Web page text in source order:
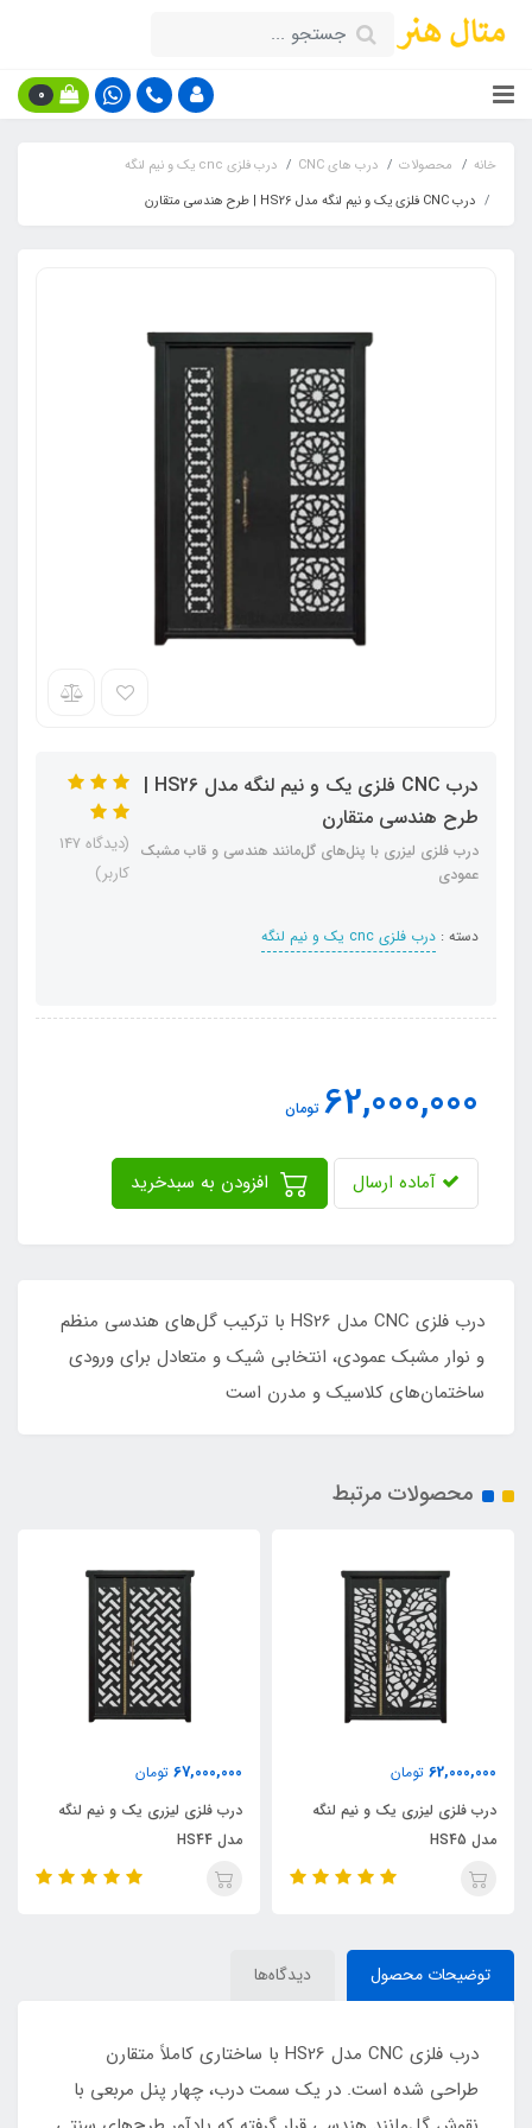
0
خانه محصولات درب های CNC
درب فلزی cnc یک و نیم لنگه
درب CNC فلزی یک و نیم لنگه مدل HS26 | طرح هندسی متقارن
درب CNC فلزی یک و نیم لنگه مدل HS26 |
طرح هندسی متقارن
درب فلزی لیزری با پنل‌های گل‌مانند هندسی و قاب مشبک
عمودی
دسته : درب فلزی cnc یک و نیم لنگه
(دیدگاه 147
کاربر)
62,000,000 تومان
آماده ارسال
درب فلزی CNC مدل HS26 با ترکیب گل‌های هندسی منظم
و نوار مشبک عمودی، انتخابی شیک و متعادل برای ورودی
ساختمان‌های کلاسیک و مدرن است
محصولات مرتبط
62,000,000 تومان
درب فلزی لیزری یک و نیم لنگه
مدل HS45
67,000,000 تومان
درب فلزی لیزری یک و نیم لنگه
مدل HS44
توضیحات محصول دیدگاه‌ها
درب فلزی CNC مدل HS26 با ساختاری کاملاً متقارن
طراحی شده است. در یک سمت درب، چهار پنل مربعی با